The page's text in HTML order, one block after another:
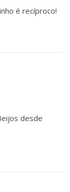
é recíproco!
desde